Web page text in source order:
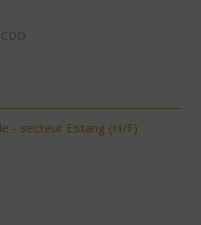
- secteur Estang (H/F)